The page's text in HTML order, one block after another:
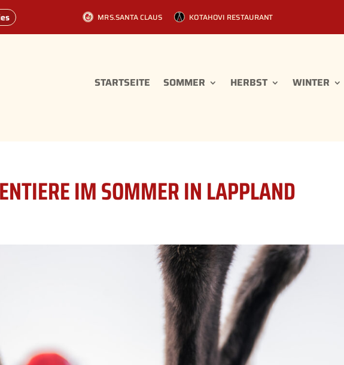
MRS.SANTA CLAUS KOTAHOVI RESTAURANT
STARTSEITE SOMMER HERBST WINTER
IM SOMMER IN LAPPLAND